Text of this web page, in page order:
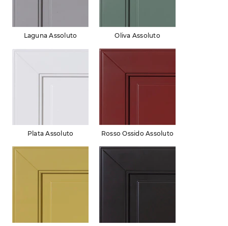
Laguna Assoluto Oliva Assoluto
Plata Assoluto Rosso Ossido Assoluto